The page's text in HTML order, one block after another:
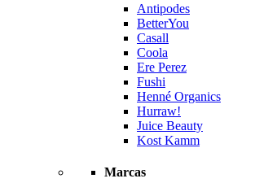
Antipodes
BetterYou
Casall
Coola
Ere Perez
Fushi
Henné Organics
Hurraw!
Juice Beauty
Kost Kamm
Marcas